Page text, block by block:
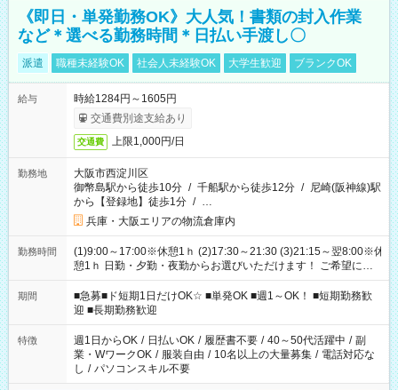
《即日・単発勤務OK》大人気！書類の封入作業
など＊選べる勤務時間＊日払い手渡し〇
派遣 職種未経験OK 社会人未経験OK 大学生歓迎 ブランクOK
給与
時給1284円～1605円
交通費別途支給あり
交通費 上限1,000円/日
勤務地
大阪市西淀川区
御幣島駅から徒歩10分 / 千船駅から徒歩12分 / 尼崎(阪神線)駅
から【登録地】徒歩1分 / …
兵庫・大阪エリアの物流倉庫内
勤務時間
(1)9:00～17:00※休憩1ｈ (2)17:30～21:30 (3)21:15～翌8:00※休
憩1ｈ 日勤・夕勤・夜勤からお選びいただけます！ ご希望に合
わせて働けるお仕事です(*^^*) 【その他選べる勤務時間】 8-17
時/9-17時/9-18時/10-18時/11-21時/18-22時/20-翌4時/21-翌5
時/22-翌6時/0-翌8時 ご自身のご都合で選んで頂ける完全自由シ
フト！
期間
■急募■ド短期1日だけOK☆ ■単発OK ■週1～OK！ ■短期勤務歓
迎 ■長期勤務歓迎
特徴 週1日からOK / 日払いOK / 履歴書不要 / 40～50代活躍中 / 副
業・WワークOK / 服装自由 / 10名以上の大量募集 / 電話対応な
し / パソコンスキル不要